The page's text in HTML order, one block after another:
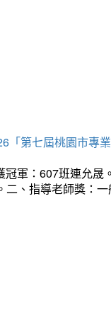
「第七屆桃園市專
軍：607班連允
、指導老師獎：